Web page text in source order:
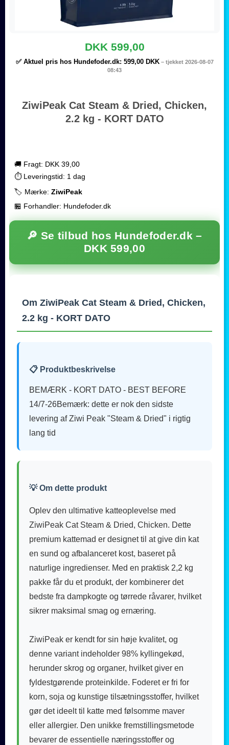
DKK 599,00
✅ Aktuel pris hos Hundefoder.dk: 599,00 DKK– tjekket 2026-08-07
08:43
ZiwiPeak Cat Steam & Dried, Chicken,
2.2 kg - KORT DATO
🚚 Fragt: DKK 39,00
⏱️ Leveringstid: 1 dag
🏷️ Mærke: ZiwiPeak
🏪 Forhandler: Hundefoder.dk
🔎 Se tilbud hos Hundefoder.dk –
DKK 599,00
Om ZiwiPeak Cat Steam & Dried, Chicken,
2.2 kg - KORT DATO
📋 Produktbeskrivelse
BEMÆRK - KORT DATO - BEST BEFORE
14/7-26Bemærk: dette er nok den sidste
levering af Ziwi Peak "Steam & Dried" i rigtig
lang tid
💡 Om dette produkt
Oplev den ultimative katteoplevelse med
ZiwiPeak Cat Steam & Dried, Chicken. Dette
premium kattemad er designet til at give din kat
en sund og afbalanceret kost, baseret på
naturlige ingredienser. Med en praktisk 2,2 kg
pakke får du et produkt, der kombinerer det
bedste fra dampkogte og tørrede råvarer, hvilket
sikrer maksimal smag og ernæring.
ZiwiPeak er kendt for sin høje kvalitet, og
denne variant indeholder 98% kyllingekød,
herunder skrog og organer, hvilket giver en
fyldestgørende proteinkilde. Foderet er fri for
korn, soja og kunstige tilsætningsstoffer, hvilket
gør det ideelt til katte med følsomme maver
eller allergier. Den unikke fremstillingsmetode
bevarer de essentielle næringsstoffer og